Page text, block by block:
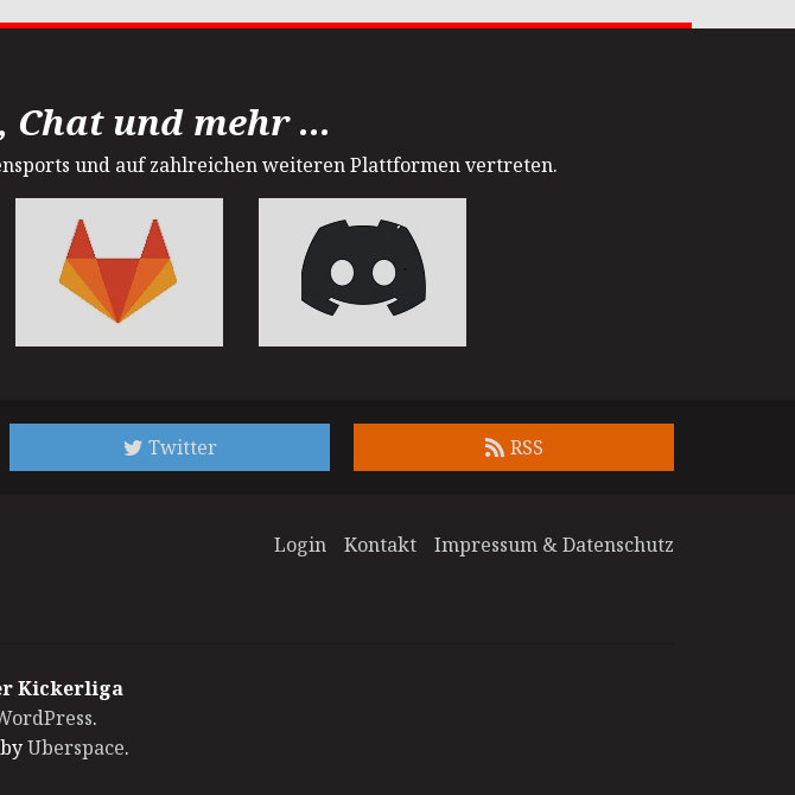
Chat und mehr ...
und auf zahlreichen weiteren Plattformen vertreten.
Twitter RSS
Login Kontakt Impressum & Datenschutz
Kickerliga
.
byUberspace.